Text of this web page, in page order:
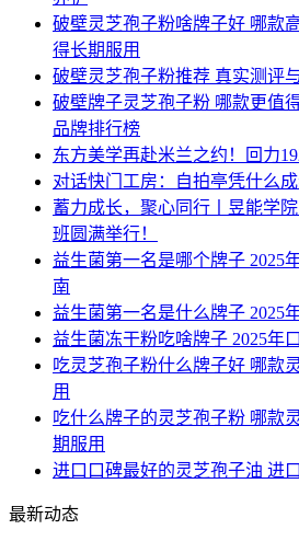
破壁灵芝孢子粉啥牌子好 哪款
得长期服用
破壁灵芝孢子粉推荐 真实测评
破壁牌子灵芝孢子粉 哪款更值
品牌排行榜
东方美学再赴米兰之约！回力
对话快门工房：自拍亭凭什么成
蓄力成长，聚心同行丨昱能学
班圆满举行！
益生菌第一名是哪个牌子 2025
南
益生菌第一名是什么牌子 2025
益生菌冻干粉吃啥牌子 2025年
吃灵芝孢子粉什么牌子好 哪款
用
吃什么牌子的灵芝孢子粉 哪款
期服用
进口口碑最好的灵芝孢子油 进
最新动态